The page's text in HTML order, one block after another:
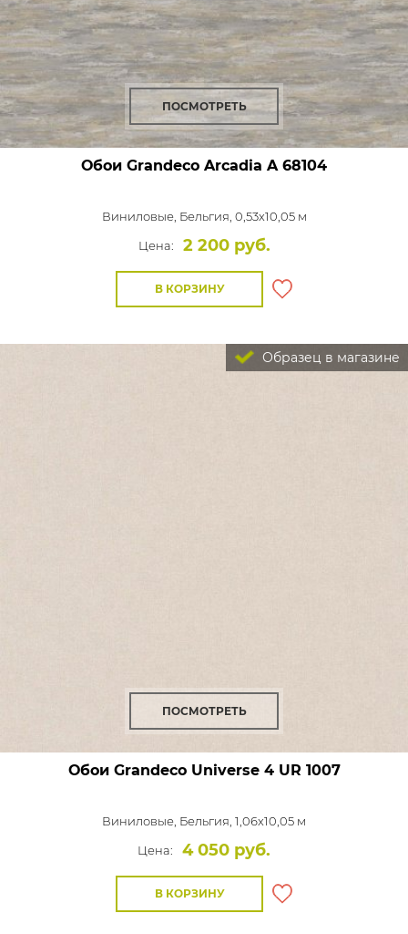
ПОСМОТРЕТЬ
Обои Grandeco Arcadia A 68104
Виниловые, Бельгия, 0,53x10,05 м
Цена:
2 200 руб.
В КОРЗИНУ
Образец в магазине
ПОСМОТРЕТЬ
Обои Grandeco Universe 4UR 1007
Виниловые, Бельгия, 1,06x10,05 м
Цена:
4 050 руб.
В КОРЗИНУ